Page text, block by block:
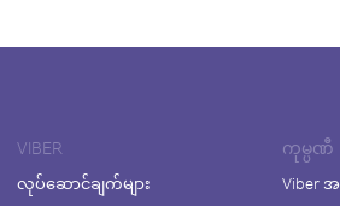
VIBER
လုပ်ဆောင်ချက်များ
ကုမ္ပဏီ
Viber